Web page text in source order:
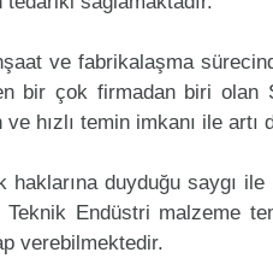
ve fabrikalaşma
bir çok firmadan biri olan
hızlı temin imkanı ile artı
duyduğu saygı
Teknik Endüstri malzeme
verebilmektedir.